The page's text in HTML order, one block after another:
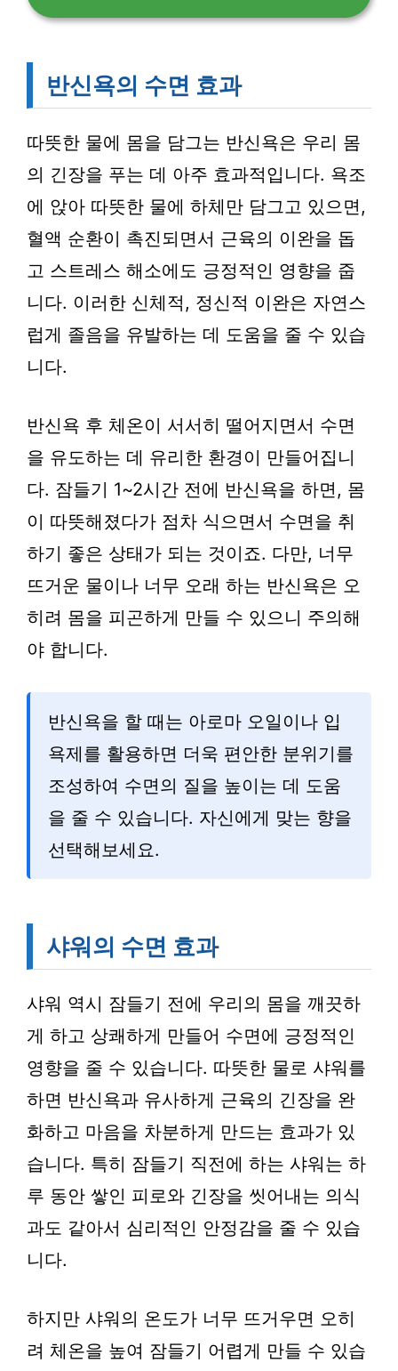
반신욕의 수면 효과
따뜻한 물에 몸을 담그는 반신욕은 우리 몸
의 긴장을 푸는 데 아주 효과적입니다. 욕조
에 앉아 따뜻한 물에 하체만 담그고 있으면,
혈액 순환이 촉진되면서 근육의 이완을 돕
고 스트레스 해소에도 긍정적인 영향을 줍
니다. 이러한 신체적, 정신적 이완은 자연스
럽게 졸음을 유발하는 데 도움을 줄 수 있습
니다.
반신욕 후 체온이 서서히 떨어지면서 수면
을 유도하는 데 유리한 환경이 만들어집니
다. 잠들기 1~2시간 전에 반신욕을 하면, 몸
이 따뜻해졌다가 점차 식으면서 수면을 취
하기 좋은 상태가 되는 것이죠. 다만, 너무
뜨거운 물이나 너무 오래 하는 반신욕은 오
히려 몸을 피곤하게 만들 수 있으니 주의해
야 합니다.
반신욕을 할 때는 아로마 오일이나 입
욕제를 활용하면 더욱 편안한 분위기를
조성하여 수면의 질을 높이는 데 도움
을 줄 수 있습니다. 자신에게 맞는 향을
선택해보세요.
샤워의 수면 효과
샤워 역시 잠들기 전에 우리의 몸을 깨끗하
게 하고 상쾌하게 만들어 수면에 긍정적인
영향을 줄 수 있습니다. 따뜻한 물로 샤워를
하면 반신욕과 유사하게 근육의 긴장을 완
화하고 마음을 차분하게 만드는 효과가 있
습니다. 특히 잠들기 직전에 하는 샤워는 하
루 동안 쌓인 피로와 긴장을 씻어내는 의식
과도 같아서 심리적인 안정감을 줄 수 있습
니다.
하지만 샤워의 온도가 너무 뜨거우면 오히
려 체온을 높여 잠들기 어렵게 만들 수 있습